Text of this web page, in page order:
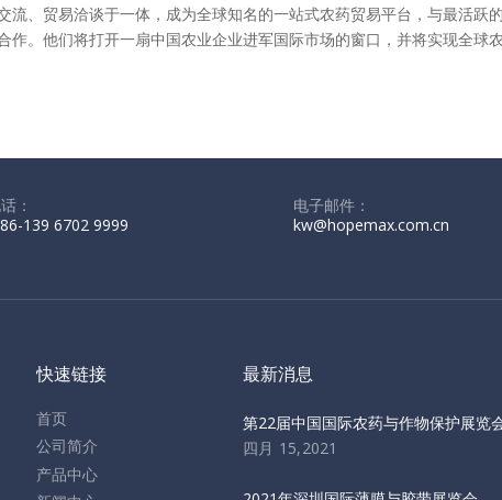
流、贸易洽谈于一体，成为全球知名的一站式农药贸易平台，与最活
。他们将打开一扇中国农业企业进军国际市场的窗口，并将实现全球
：
139 6702 9999
电子邮件：
kw@hopemax.com.cn
快速链接
首页
公司简介
产品中心
最新消息
第22届中国国际农药与作物保护展览
四月 15,2021